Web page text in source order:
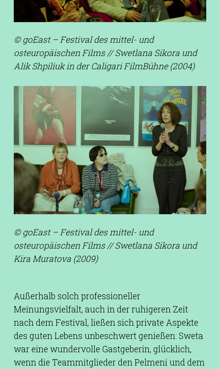
© goEast – Festival des mittel- und
osteuropäischen Films // Swetlana Sikora und
Alik Shpiliuk in der Caligari FilmBühne (2004)
© goEast – Festival des mittel- und
osteuropäischen Films // Swetlana Sikora und
Kira Muratova (2009)
Außerhalb solch professioneller
Meinungsvielfalt, auch in der ruhigeren Zeit
nach dem Festival, ließen sich private Aspekte
des guten Lebens unbeschwert genießen: Sweta
war eine wundervolle Gastgeberin, glücklich,
wenn die Teammitglieder den Pelmeni und dem